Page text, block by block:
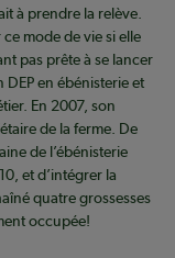
à prendre la relève.
mode de vie si elle
pas prête à se lancer
en ébénisterie et
En 2007, son
de la ferme. De
de l’ébénisterie
et d’intégrer la
quatre grossesses
occupée!